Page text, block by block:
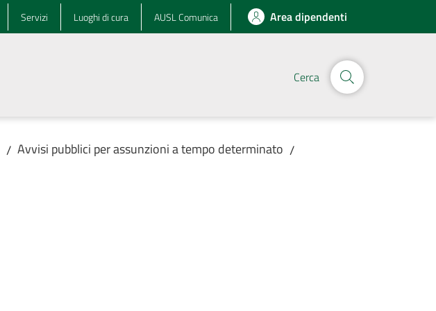
Servizi Luoghi di cura AUSL Comunica Area dipendenti
Cerca
/ Avvisi pubblici per assunzioni a tempo determinato /